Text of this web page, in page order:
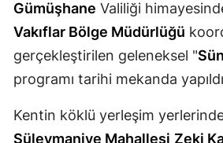
İzmir
Kars
Gümüşhane Valiliği
Vakıflar Bölge Müdürlüğü
gerçekleştirilen geleneksel "
programı tarihi mekanda
Kentin köklü yerleşim
Süleymaniye Mahallesi Zeki